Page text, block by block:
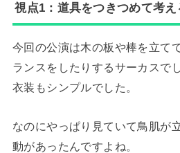
視点1：道具をつきつめて考え
今回の公演は木の板や棒を立て
ランスをしたりするサーカスで
衣装もシンプルでした。
なのにやっぱり見ていて鳥肌が
動があったんですよね。